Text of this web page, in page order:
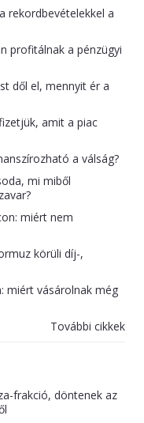
rekordbevételekkel a
profitálnak a pénzügyi
dől el, mennyit ér a
amit a piac
a válság?
mi miből
miért nem
körüli díj-,
miért vásárolnak még
További cikkek
frakció, döntenek az